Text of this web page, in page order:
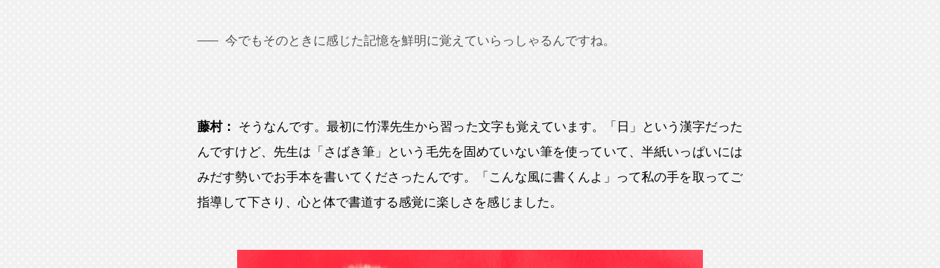
今でもそのときに感じた記憶を鮮明に覚えていらっしゃるんですね。
藤村：
そうなんです。最初に竹澤先生から習った文字も覚えています。「日」という漢字だった
んですけど、先生は「さばき筆」という毛先を固めていない筆を使っていて、半紙いっぱいには
みだす勢いでお手本を書いてくださったんです。「こんな風に書くんよ」って私の手を取ってご
指導して下さり、心と体で書道する感覚に楽しさを感じました。